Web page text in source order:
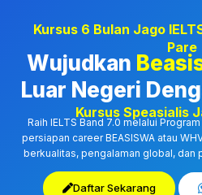
Kursus 6 Bulan Jago
Pare
Wujudkan
Luar Negeri
Kursus Speasialis
Raih IELTS Band 7.0 melalui
persiapan career BEASISWA atau
berkualitas, pengalaman global, dan
Daftar Sekarang